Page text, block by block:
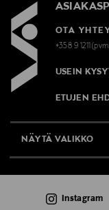
OTA
+358 9
USEIN
ETUJEN
NÄYTÄ VALIKKO
AJANKOHTAISTA
Instagram